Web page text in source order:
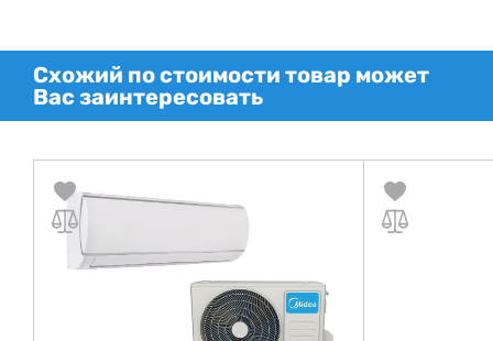
Схожий по стоимости товар может
Вас заинтересовать